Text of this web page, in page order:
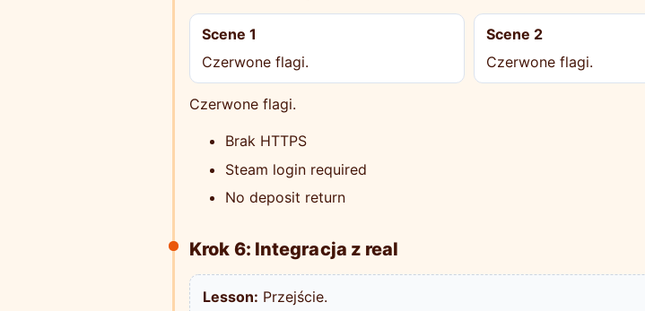
Scene 1
Czerwone flagi.
Scene 2
Czerwone flagi.
Czerwone flagi.
Brak HTTPS
Steam login required
No deposit return
Krok 6: Integracja z real
Lesson: Przejście.